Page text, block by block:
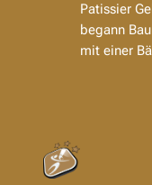
Patissier
begann
mit einer